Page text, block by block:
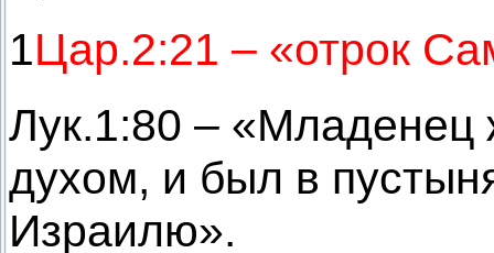
1Цар.2:21 – «отрок
Лук.1:80 – «Младенец
духом, и был в
Израилю».